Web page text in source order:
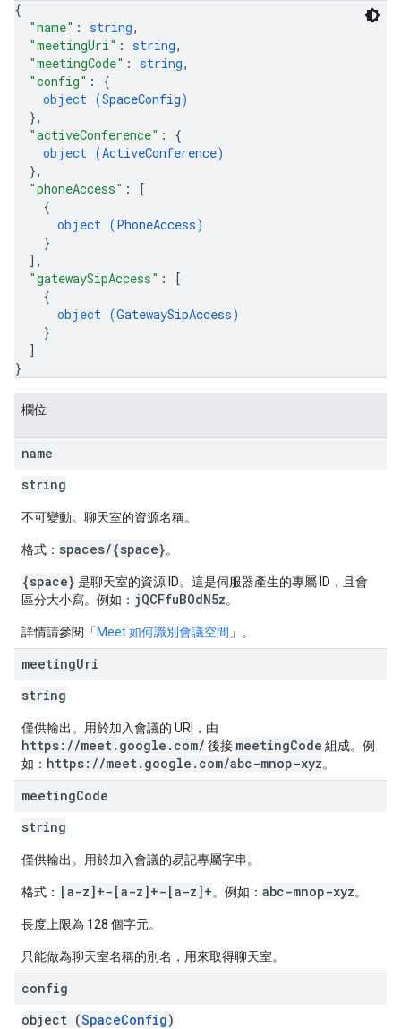
{
"name" : string,
"meetingUri" : string,
"meetingCode" : string,
"config" : {
object (SpaceConfig)
},
"activeConference" : {
object (ActiveConference)
},
"phoneAccess" :
[
{
object (PhoneAccess)
}
] ,
"gatewaySipAccess" :
[
{
object (GatewaySipAccess)
}
]
}
欄位
name
string
不可變動。聊天室的資源名稱。
格式： spaces/{space}。
{space} 是聊天室的資源 ID。這是伺服器產生的專屬 ID，且會
區分大小寫。例如： jQCFfuBOdN5z。
詳情請參閱「 Meet 如何識別會議空間 」。
meetingUri
string
僅供輸出。用於加入會議的 URI，由
https://meet.google.com/ 後接 meetingCode 組成。例
如： https://meet.google.com/abc-mnop-xyz。
meetingCode
string
僅供輸出。用於加入會議的易記專屬字串。
格式： [a-z]+-[a-z]+-[a-z]+。例如： abc-mnop-xyz。
長度上限為 128 個字元。
只能做為聊天室名稱的別名，用來取得聊天室。
config
object (SpaceConfig)